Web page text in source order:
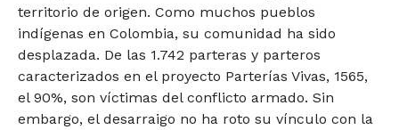
territorio de origen. Como muchos pueblos
indígenas en Colombia, su comunidad ha sido
desplazada. De las 1.742 parteras y parteros
caracterizados en el proyecto Parterías Vivas, 1565,
el 90%, son víctimas del conflicto armado. Sin
embargo, el desarraigo no ha roto su vínculo con la